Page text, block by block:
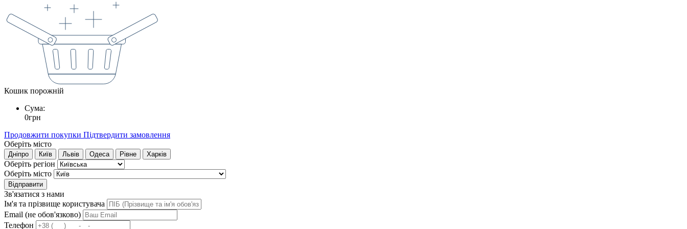
Кошик порожній
Сума:
0грн
Продовжити покупки Підтвердити замовлення
Оберіть місто
Дніпро Київ Львів Одеса Рівне Харків
Оберіть регіон
Оберіть місто
Відправити
Зв'язатися з нами
Ім'я та прізвище користувача
Email (не обов'язково)
Телефон